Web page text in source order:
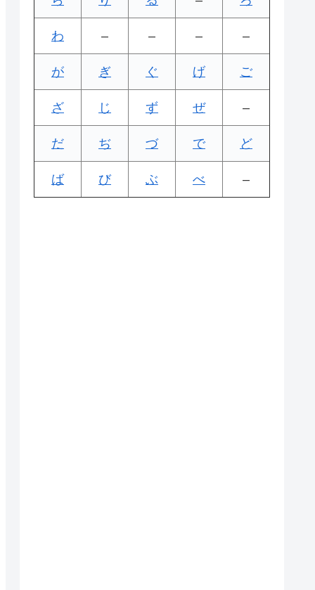
わ – – – –
が ぎ ぐ げ ご
ざ じ ず ぜ –
だ ぢ づ で ど
ば び ぶ べ –